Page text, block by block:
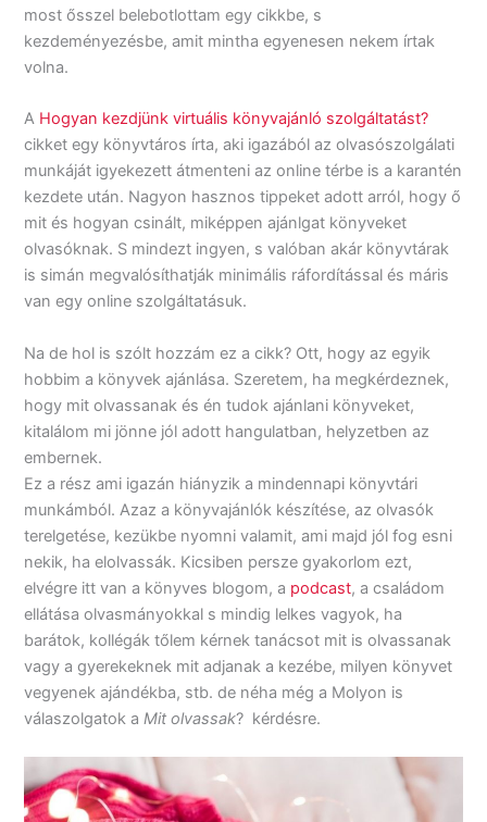
most ősszel belebotlottam egy cikkbe, s
kezdeményezésbe, amit mintha egyenesen nekem írtak
volna.
A Hogyan kezdjünk virtuális könyvajánló szolgáltatást?
cikket egy könyvtáros írta, aki igazából az olvasószolgálati
munkáját igyekezett átmenteni az online térbe is a karantén
kezdete után. Nagyon hasznos tippeket adott arról, hogy ő
mit és hogyan csinált, miképpen ajánlgat könyveket
olvasóknak. S mindezt ingyen, s valóban akár könyvtárak
is simán megvalósíthatják minimális ráfordítással és máris
van egy online szolgáltatásuk.
Na de hol is szólt hozzám ez a cikk? Ott, hogy az egyik
hobbim a könyvek ajánlása. Szeretem, ha megkérdeznek,
hogy mit olvassanak és én tudok ajánlani könyveket,
kitalálom mi jönne jól adott hangulatban, helyzetben az
embernek.
Ez a rész ami igazán hiányzik a mindennapi könyvtári
munkámból. Azaz a könyvajánlók készítése, az olvasók
terelgetése, kezükbe nyomni valamit, ami majd jól fog esni
nekik, ha elolvassák. Kicsiben persze gyakorlom ezt,
elvégre itt van a könyves blogom, a podcast, a családom
ellátása olvasmányokkal s mindig lelkes vagyok, ha
barátok, kollégák tőlem kérnek tanácsot mit is olvassanak
vagy a gyerekeknek mit adjanak a kezébe, milyen könyvet
vegyenek ajándékba, stb. de néha még a Molyon is
válaszolgatok a Mit olvassak? kérdésre.